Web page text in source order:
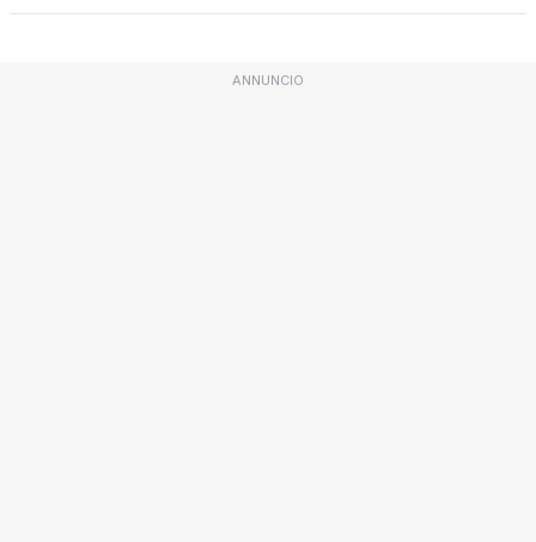
ANNUNCIO